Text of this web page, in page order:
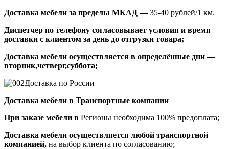
Доставка мебели за пределы МКАД —35-40 рублей/1 км.
Диспетчер по телефону согласовывает условия и время
доставки с клиентом за день до отгрузки товара;
Доставка мебели осуществляется в определённые дни —
вторник,четверг,суббота;
Доставка по России
Доставка мебели в Транспортные компании
При заказе мебели в Регионы необходима 100% предоплата;
Доставка мебели осуществляется любой транспортной
компанией, на выбор клиента по согласованию;